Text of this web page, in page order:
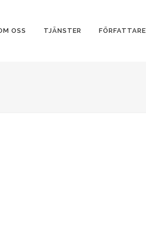
OSS TJÄNSTER FÖRFATTARE